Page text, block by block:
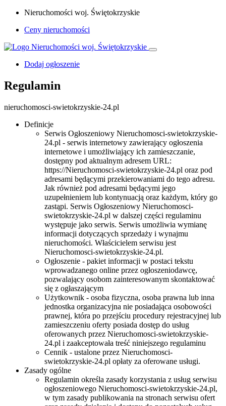
Nieruchomości woj. Świętokrzyskie
Ceny nieruchomości
Dodaj ogłoszenie
Regulamin
nieruchomosci-swietokrzyskie-24.pl
Definicje
Serwis Ogłoszeniowy Nieruchomosci-swietokrzyskie-
24.pl - serwis internetowy zawierający ogłoszenia
internetowe i umożliwiający ich zamieszczanie,
dostępny pod aktualnym adresem URL:
https://Nieruchomosci-swietokrzyskie-24.pl oraz pod
adresami będącymi przekierowaniami do tego adresu.
Jak również pod adresami będącymi jego
uzupełnieniem lub kontynuacją oraz każdym, który go
zastąpi. Serwis Ogłoszeniowy Nieruchomosci-
swietokrzyskie-24.pl w dalszej części regulaminu
występuje jako serwis. Serwis umożliwia wymianę
informacji dotyczących sprzedaży i wynajmu
nieruchomości. Właścicielem serwisu jest
Nieruchomosci-swietokrzyskie-24.pl.
Ogłoszenie - pakiet informacji w postaci tekstu
wprowadzanego online przez ogłoszeniodawcę,
pozwalający osobom zainteresowanym skontaktować
się z ogłaszającym
Użytkownik - osoba fizyczna, osoba prawna lub inna
jednostka organizacyjna nie posiadająca osobowości
prawnej, która po przejściu procedury rejestracyjnej lub
zamieszczeniu oferty posiada dostęp do usług
oferowanych przez Nieruchomosci-swietokrzyskie-
24.pl i zaakceptowała treść niniejszego regulaminu
Cennik - ustalone przez Nieruchomosci-
swietokrzyskie-24.pl opłaty za oferowane usługi.
Zasady ogólne
Regulamin określa zasady korzystania z usług serwisu
ogłoszeniowego Nieruchomosci-swietokrzyskie-24.pl,
w tym zasady publikowania na stronach serwisu ofert